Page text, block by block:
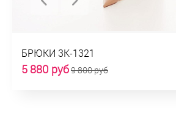
БРЮКИ 3К-1321
5 880 руб9 800 руб